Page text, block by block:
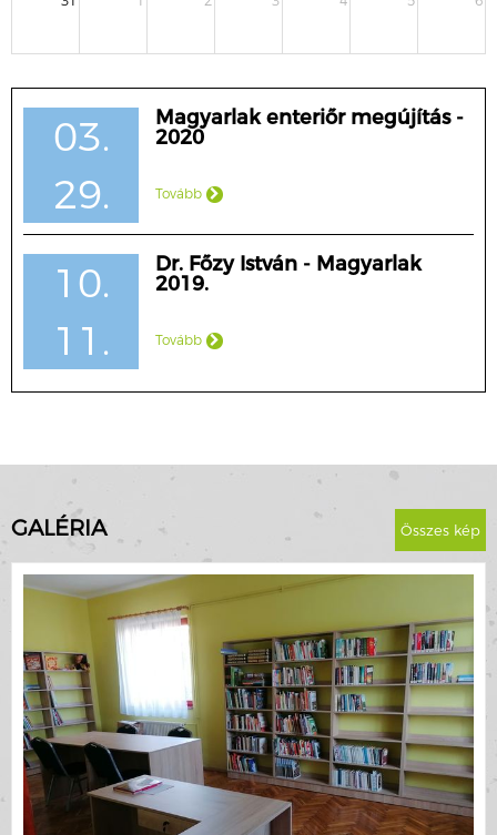
03.
29.
Magyarlak enteriőr megújítás -
2020
Tovább
10.
11.
Dr. Főzy István - Magyarlak
2019.
Tovább
GALÉRIA Összes kép